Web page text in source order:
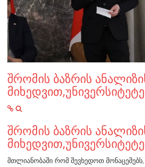
შრომის ბაზრის
შრომის ბაზრის
მთლიანობაში რომ შევხედოთ